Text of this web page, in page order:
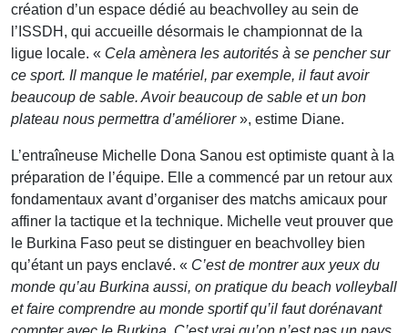
création d’un espace dédié au beachvolley au sein de
l’ISSDH, qui accueille désormais le championnat de la
ligue locale. « Cela amènera les autorités à se pencher sur
ce sport. Il manque le matériel, par exemple, il faut avoir
beaucoup de sable. Avoir beaucoup de sable et un bon
plateau nous permettra d’améliorer», estime Diane.
L’entraîneuse Michelle Dona Sanou est optimiste quant à la
préparation de l’équipe. Elle a commencé par un retour aux
fondamentaux avant d’organiser des matchs amicaux pour
affiner la tactique et la technique. Michelle veut prouver que
le Burkina Faso peut se distinguer en beachvolley bien
qu’étant un pays enclavé. « C’est de montrer aux yeux du
monde qu’au Burkina aussi, on pratique du beach volleyball
et faire comprendre au monde sportif qu’il faut dorénavant